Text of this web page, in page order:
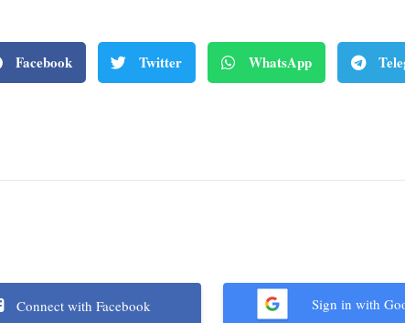
Facebook Twitter WhatsApp
Connect with Facebook Sign in with